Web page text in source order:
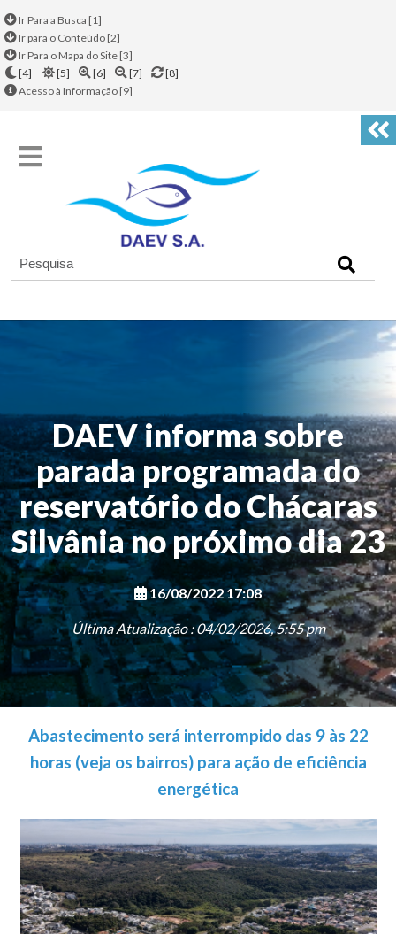
Ir Para a Busca [1]
Ir para o Conteúdo [2]
Ir Para o Mapa do Site [3]
[4]
[5] [6] [7]
[8]
Acesso à Informação [9]
DAEV informa sobre
parada programada do
reservatório do Chácaras
Silvânia no próximo dia 23
16/08/2022 17:08
Última Atualização : 04/02/2026, 5:55 pm
Abastecimento será interrompido das 9 às 22
horas (veja os bairros) para ação de eficiência
energética